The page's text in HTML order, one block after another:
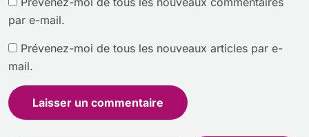
par e-mail.
Prévenez-moi de tous les nouveaux articles par e-
mail.